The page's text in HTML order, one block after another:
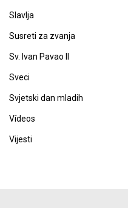
Slavlja
Susreti za zvanja
Sv. Ivan Pavao II
Sveci
Svjetski dan mladih
Vídeos
Vijesti